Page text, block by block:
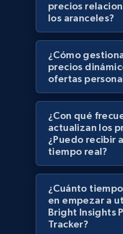
Best Buy products
URL, Product id, Title,
Currency, Discount, Initial
Best Buy products -
products using specified
URL, Product id, Title,
Currency, Discount, Initial
1.1K+ 149+
precios
los aranceles?
¿Cómo
precios
ofertas
¿Con qué
actualizan los
¿Puedo recibir
tiempo real?
¿Cuánto
en empezar a
Bright Insights
Tracker?